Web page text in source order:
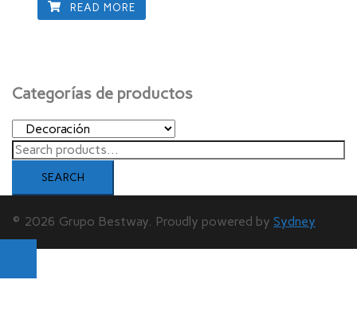
READ MORE
Categorías de productos
Search
SEARCH
© 2026 Grupo Bestway. Proudly powered by Sydney